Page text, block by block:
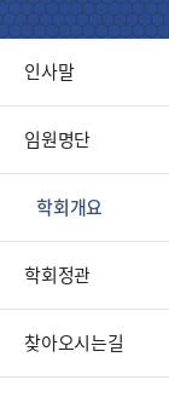
인사말
임원명단
학회개요
학회정관
찾아오시는길